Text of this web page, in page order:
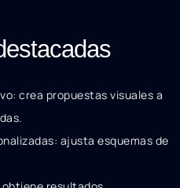
crea propuestas visuales a
ajusta esquemas de